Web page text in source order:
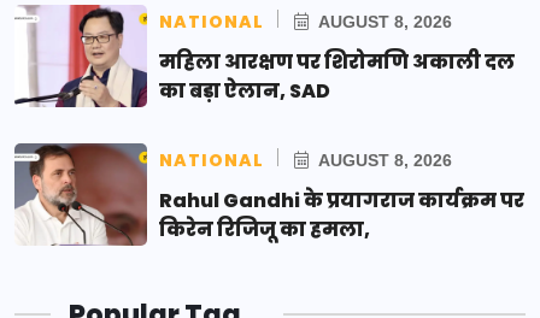
NATIONAL AUGUST 8, 2026
महिला आरक्षण पर शिरोमणि अकाली दल
का बड़ा ऐलान, SAD
NATIONAL AUGUST 8, 2026
Rahul Gandhi के प्रयागराज कार्यक्रम पर
किरेन रिजिजू का हमला,